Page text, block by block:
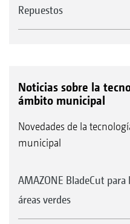
Repuestos
Noticias sobre la
ámbito municipal
Novedades de la
municipal
AMAZONE BladeCut
áreas verdes